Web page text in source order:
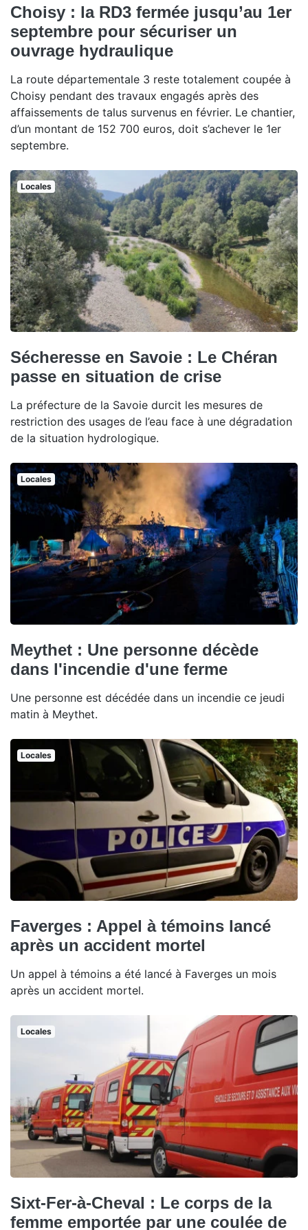
Choisy : la RD3 fermée jusqu’au 1er
septembre pour sécuriser un
ouvrage hydraulique
La route départementale 3 reste totalement coupée à
Choisy pendant des travaux engagés après des
affaissements de talus survenus en février. Le chantier,
d’un montant de 152 700 euros, doit s’achever le 1er
septembre.
Locales
Sécheresse en Savoie : Le Chéran
passe en situation de crise
La préfecture de la Savoie durcit les mesures de
restriction des usages de l’eau face à une dégradation
de la situation hydrologique.
Locales
Meythet : Une personne décède
dans l'incendie d'une ferme
Une personne est décédée dans un incendie ce jeudi
matin à Meythet.
Locales
Faverges : Appel à témoins lancé
après un accident mortel
Un appel à témoins a été lancé à Faverges un mois
après un accident mortel.
Locales
Sixt-Fer-à-Cheval : Le corps de la
femme emportée par une coulée de